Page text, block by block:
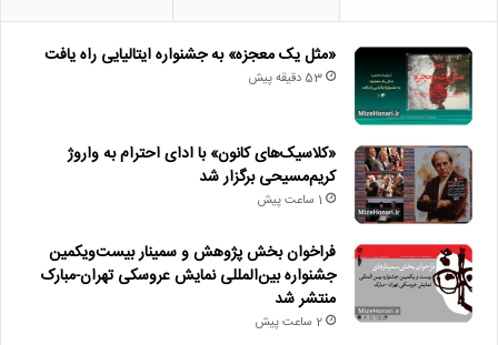
«مثل یک معجزه» به جشنواره ایتالیایی راه یافت
53 دقیقه پیش
«کلاسیک‌های کانون» با ادای احترام به واروژ
کریم‌مسیحی برگزار شد
1 ساعت پیش
فراخوان بخش پژوهش و سمینار بیست‌ویکمین
جشنواره بین‌المللی نمایش عروسکی تهران-مبارک
منتشر شد
2 ساعت پیش